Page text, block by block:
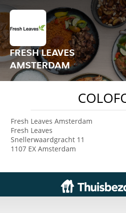
FRESH LEAVES
AMSTERDAM
Fresh Leaves Amsterdam
Fresh Leaves
Snellerwaardgracht 11
1107 EX Amsterdam